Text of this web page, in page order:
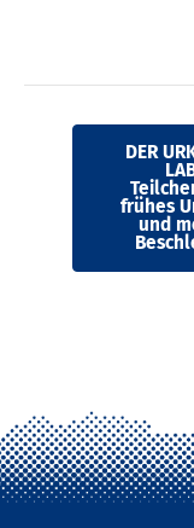
DER
frühes
und